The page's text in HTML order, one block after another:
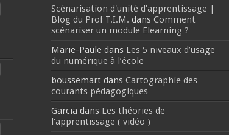
Scénarisation d'unité d'apprentissage |
Blog du Prof T.I.M. dans Comment
scénariser un module Elearning ?
Marie-Pauledans Les 5 niveaux d’usage
du numérique à l’école
boussemartdans Cartographie des
courants pédagogiques
Garcia dans Les théories de
l’apprentissage ( vidéo )